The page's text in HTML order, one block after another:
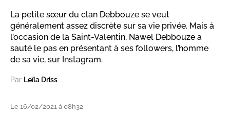
La petite sœur du clan Debbouze se veut
généralement assez discrète sur sa vie privée. Mais à
l’occasion de la Saint-Valentin, Nawel Debbouze a
sauté le pas en présentant à ses followers, l’homme
de sa vie, sur Instagram.
Par Leïla Driss
Le 16/02/2021 à 08h32